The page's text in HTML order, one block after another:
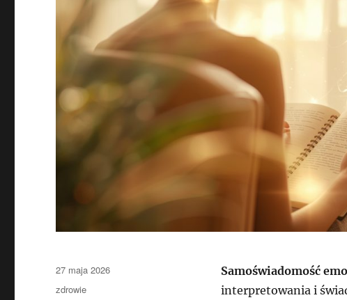
Samoświadomość
interpretowania i
Data
publikacji
27 maja 2026
Kategorie
zdrowie